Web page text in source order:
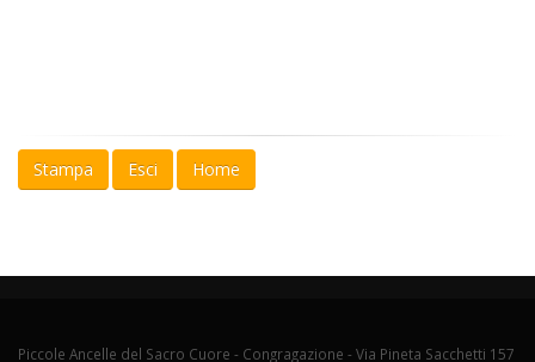
Stampa Esci Home
Piccole Ancelle del Sacro Cuore - Congragazione - Via Pineta Sacchetti 157